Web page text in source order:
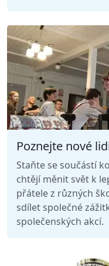
Poznejte nové
Staňte se součástí
chtějí měnit svět k
přátele z různých
sdílet společné
společenských akcí.